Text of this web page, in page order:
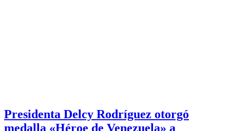
Presidenta Delcy Rodríguez otorgó
medalla «Héroe de Venezuela» a